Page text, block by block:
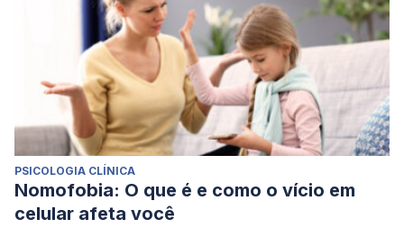
PSICOLOGIA CLÍNICA
Nomofobia: O que é e como o vício em
celular afeta você